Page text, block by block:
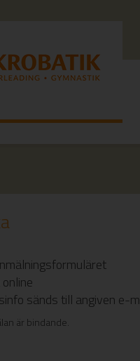
sänds till angiven e-
är bindande.